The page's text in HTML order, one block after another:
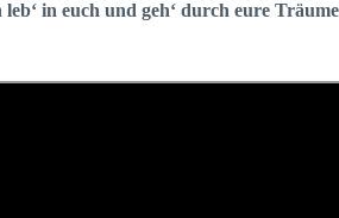
in euch und geh‘ durch eure